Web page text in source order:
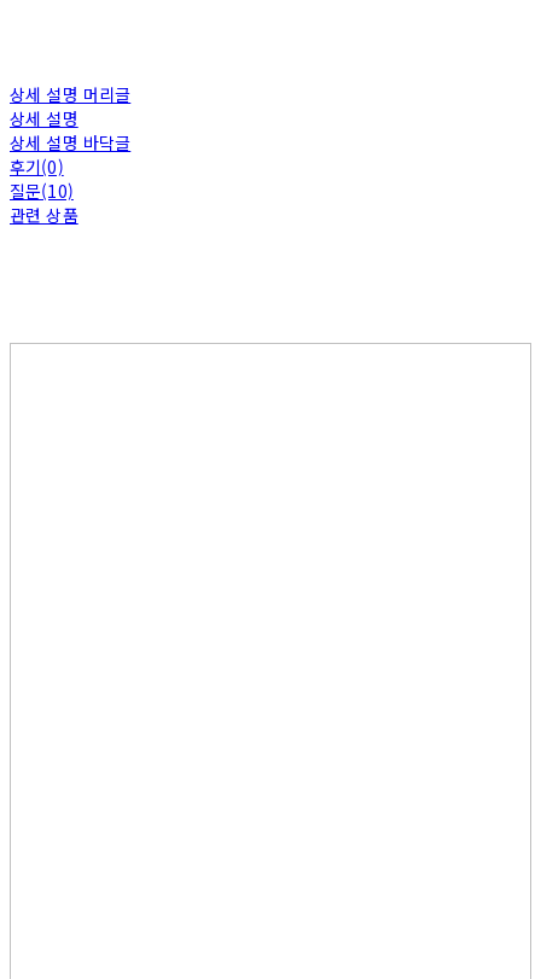
상세 설명 머리글
상세 설명
상세 설명 바닥글
후기(0)
질문(10)
관련 상품